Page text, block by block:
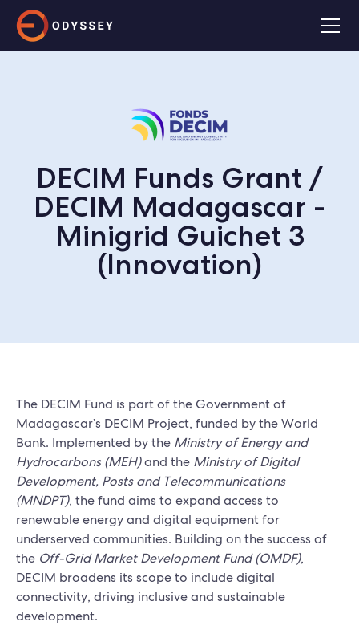
DECIM Funds Grant /
DECIM Madagascar -
Minigrid Guichet 3
(Innovation)
The DECIM Fund is part of the Government of
Madagascar’s DECIM Project, funded by the World
Bank. Implemented by the Ministry of Energy and
Hydrocarbons (MEH)and the Ministry of Digital
Development, Posts and Telecommunications
(MNDPT), the fund aims to expand access to
renewable energy and digital equipment for
underserved communities. Building on the success of
the Off-Grid Market Development Fund (OMDF),
DECIM broadens its scope to include digital
connectivity, driving inclusive and sustainable
development.